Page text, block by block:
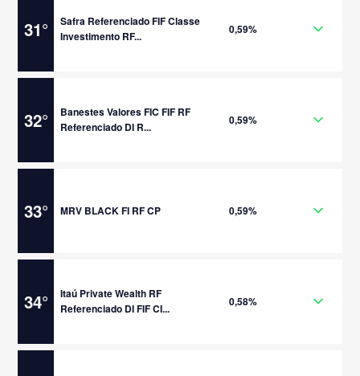
31°
Safra Referenciado FIF Classe
Investimento RF...
0,59%
32°
Banestes Valores FIC FIF RF
Referenciado DI R...
0,59%
33° MRV BLACK FI RF CP 0,59%
34°
Itaú Private Wealth RF
Referenciado DI FIF CI...
0,58%